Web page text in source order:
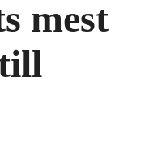
mest